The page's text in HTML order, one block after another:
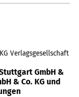
Verlagsgesellschaft
GmbH &
& Co. KG und